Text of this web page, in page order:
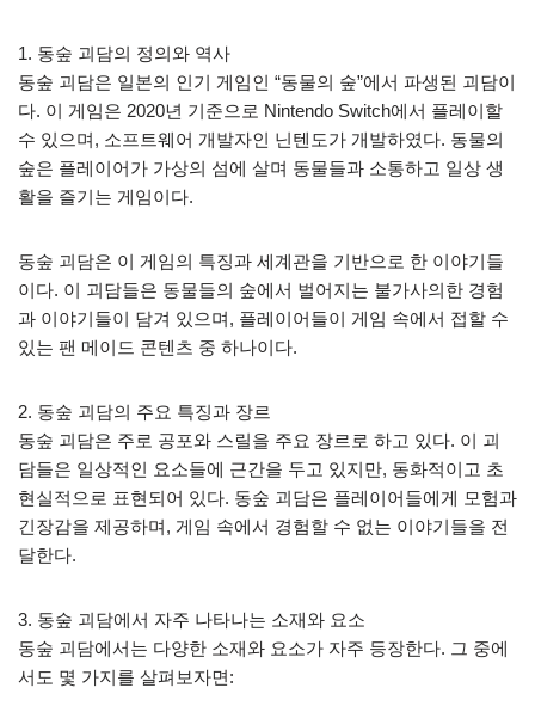
1. 동숲 괴담의 정의와 역사
동숲 괴담은 일본의 인기 게임인 “동물의 숲”에서 파생된 괴담이
다. 이 게임은 2020년 기준으로 Nintendo Switch에서 플레이할
수 있으며, 소프트웨어 개발자인 닌텐도가 개발하였다. 동물의
숲은 플레이어가 가상의 섬에 살며 동물들과 소통하고 일상 생
활을 즐기는 게임이다.
동숲 괴담은 이 게임의 특징과 세계관을 기반으로 한 이야기들
이다. 이 괴담들은 동물들의 숲에서 벌어지는 불가사의한 경험
과 이야기들이 담겨 있으며, 플레이어들이 게임 속에서 접할 수
있는 팬 메이드 콘텐츠 중 하나이다.
2. 동숲 괴담의 주요 특징과 장르
동숲 괴담은 주로 공포와 스릴을 주요 장르로 하고 있다. 이 괴
담들은 일상적인 요소들에 근간을 두고 있지만, 동화적이고 초
현실적으로 표현되어 있다. 동숲 괴담은 플레이어들에게 모험과
긴장감을 제공하며, 게임 속에서 경험할 수 없는 이야기들을 전
달한다.
3. 동숲 괴담에서 자주 나타나는 소재와 요소
동숲 괴담에서는 다양한 소재와 요소가 자주 등장한다. 그 중에
서도 몇 가지를 살펴보자면: